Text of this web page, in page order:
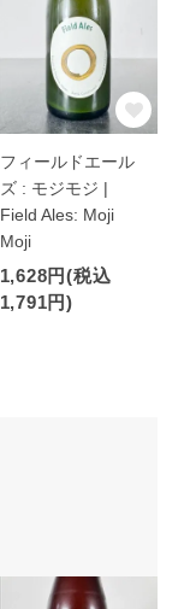
フィールドエール
ズ : モジモジ |
Field Ales: Moji
Moji
1,628円(税込
1,791円)